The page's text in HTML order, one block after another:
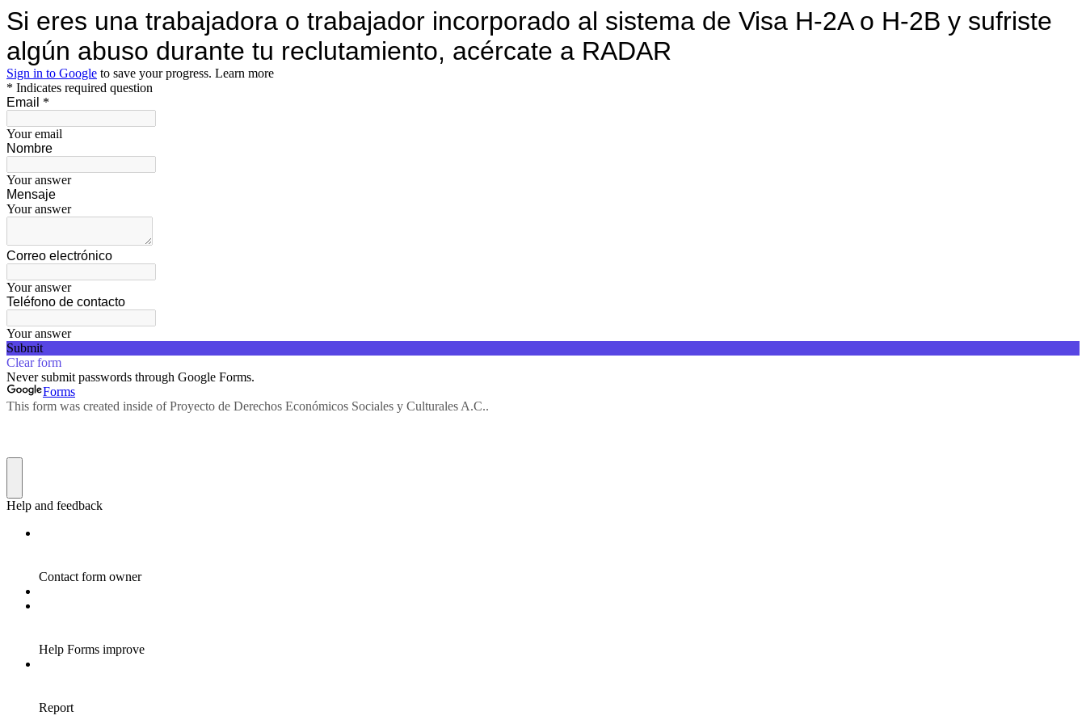
Si eres una trabajadora o trabajador incorporado al sistema de Visa H-2A o H-2B y sufriste
algún abuso durante tu reclutamiento, acércate a RADAR
Sign in to Google to save your progress. Learn more
* Indicates required question
Email *
Your email
Nombre
Your answer
Mensaje
Your answer
Correo electrónico
Your answer
Teléfono de contacto
Your answer
Submit
Clear form
Never submit passwords through Google Forms.
Forms
This form was created inside of Proyecto de Derechos Económicos Sociales y Culturales A.C..
Help and feedback
Contact form owner
Help Forms improve
Report